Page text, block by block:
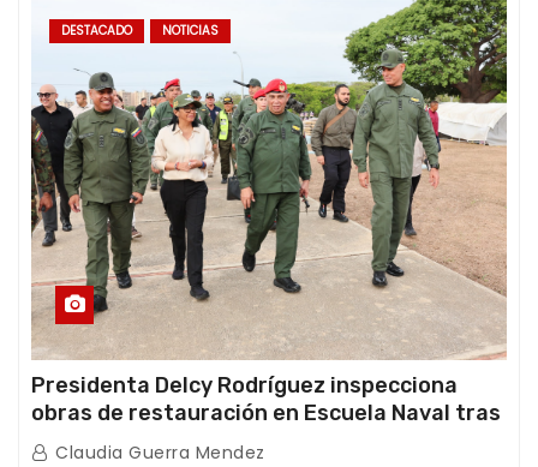
DESTACADO NOTICIAS
Presidenta Delcy Rodríguez inspecciona
obras de restauración en Escuela Naval tras
afectaciones sísmicas en La Guaira
Claudia Guerra Mendez